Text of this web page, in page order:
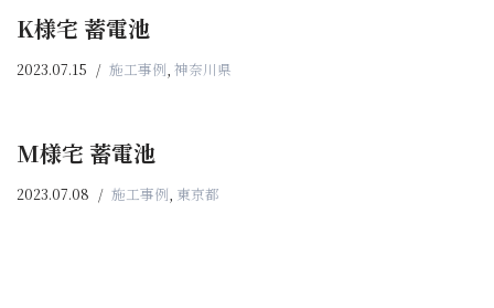
ッ
プ
K様宅 蓄電池
2023.07.15 施工事例, 神奈川県
M様宅 蓄電池
2023.07.08 施工事例, 東京都